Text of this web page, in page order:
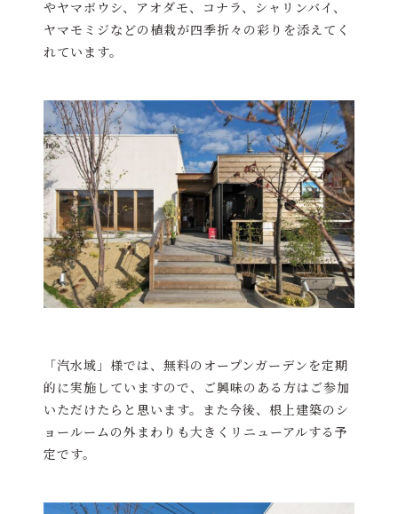
やヤマボウシ、アオダモ、コナラ、シャリンバイ、
ヤマモミジなどの植栽が四季折々の彩りを添えてく
れています。
「汽水域」様では、無料のオープンガーデンを定期
的に実施していますので、ご興味のある方はご参加
いただけたらと思います。また今後、根上建築のシ
ョールームの外まわりも大きくリニューアルする予
定です。